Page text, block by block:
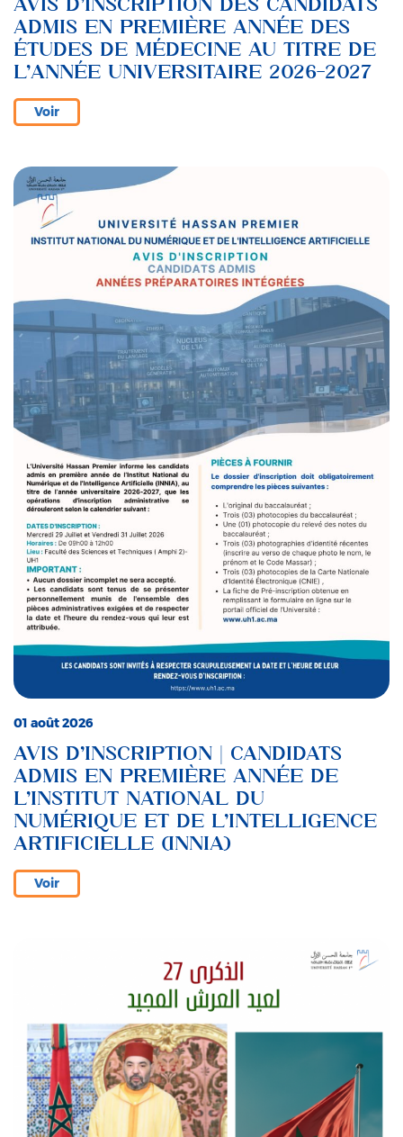
AVIS D’INSCRIPTION DES CANDIDATS
ADMIS EN PREMIÈRE ANNÉE DES
ÉTUDES DE MÉDECINE AU TITRE DE
L’ANNÉE UNIVERSITAIRE 2026-2027
Voir
01 août 2026
AVIS D’INSCRIPTION | CANDIDATS
ADMIS EN PREMIÈRE ANNÉE DE
L’INSTITUT NATIONAL DU
NUMÉRIQUE ET DE L’INTELLIGENCE
ARTIFICIELLE (INNIA)
Voir